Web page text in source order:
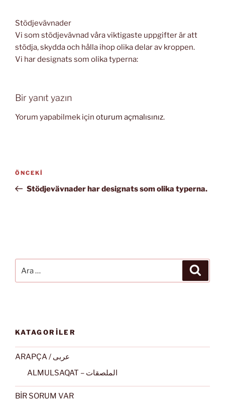
Stödjevävnader
Vi som stödjevävnad våra viktigaste uppgifter är att
stödja, skydda och hålla ihop olika delar av kroppen.
Vi har designats som olika typerna:
Bir yanıt yazın
Yorum yapabilmek için oturum açmalısınız.
Yazı
Önceki
Yazı
ÖNCEKI
Stödjevävnader har designats som olika typerna.
KATAGORİLER
ARAPÇA / عربى
ALMULSAQAT – الملصقات
BİR SORUM VAR